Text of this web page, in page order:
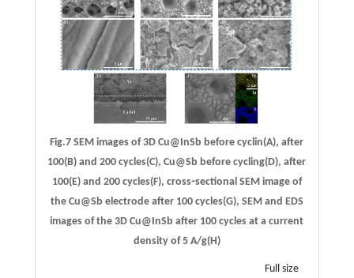
Fig.7 SEM images of 3D Cu@InSb before cyclin(A), after
100(B) and 200 cycles(C), Cu@Sb before cycling(D), after
100(E) and 200 cycles(F), cross⁃sectional SEM image of
the Cu@Sb electrode after 100 cycles(G), SEM and EDS
images of the 3D Cu@InSb after 100 cycles at a current
density of 5 A/g(H)
Full size